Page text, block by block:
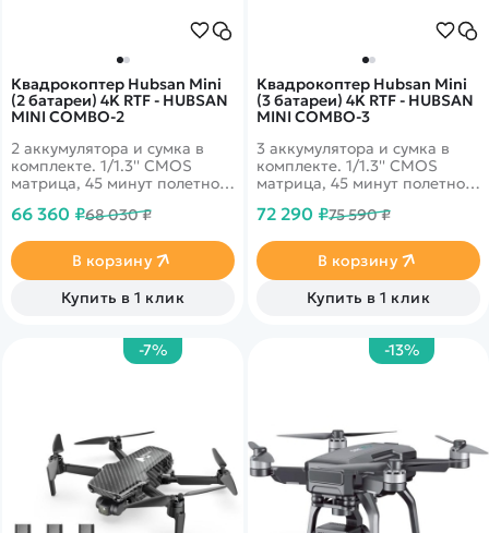
Квадрокоптер Hubsan Mini
(2 батареи) 4K RTF - HUBSAN
MINI COMBO-2
2 аккумулятора и сумка в
комплекте. 1/1.3'' CMOS
матрица, 45 минут полетного
до 9км! 4k запись видео
смартфон
66 360 ₽68 030 ₽
В корзину
Купить в 1 клик
Квадрокоптер Hubsan Mini
(3 батареи) 4K RTF - HUBSAN
MINI COMBO-3
3 аккумулятора и сумка в
комплекте. 1/1.3'' CMOS
матрица, 45 минут полетного
до 9км! 4k запись видео
смартфон
72 290 ₽75 590 ₽
В корзину
Купить в 1 клик
-7% -13%